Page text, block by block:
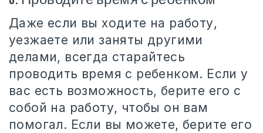
Даже если вы ходите на работу,
уезжаете или заняты другими
делами, всегда старайтесь
проводить время с ребенком. Если у
вас есть возможность, берите его с
собой на работу, чтобы он вам
помогал. Если вы можете, берите его